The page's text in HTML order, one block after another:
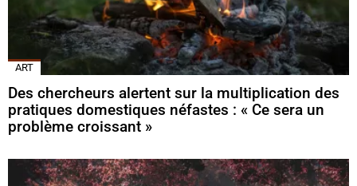
ART
Des chercheurs alertent sur la multiplication des
pratiques domestiques néfastes : « Ce sera un
problème croissant »